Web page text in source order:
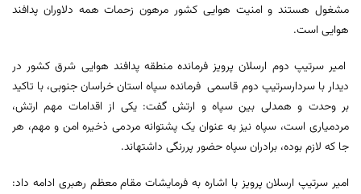
مشغول هستند و امنیت هوایی کشور مرهون زحمات همه دلاوران پدافند
هوایی است.
امیر سرتیپ دوم ارسلان پرویز فرمانده منطقه پدافند هوایی شرق کشور در
دیدار با سردارسرتیپ دوم قاسمی فرمانده سپاه استان خراسان جنوبی، با تاکید
بر وحدت و همدلی بین سپاه و ارتش گفت: یکی از اقدامات مهم ارتش،
مردم‍یاری است، سپاه نیز به عنوان یک پشتوانه مردمی ذخیره امن و مهم، هر
جا که لازم بوده، برادران سپاه حضور پررنگی داشته‍اند.
امیر سرتیپ ارسلان پرویز با اشاره به فرمایشات مقام معظم رهبری ادامه داد: